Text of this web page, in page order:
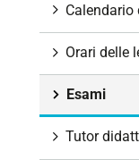
Orari delle
Esami
Tutor